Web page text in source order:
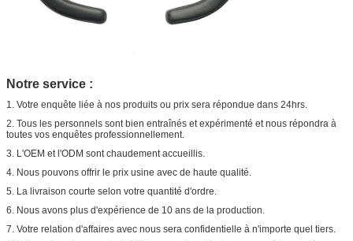
Notre service :
1. Votre enquête liée à nos produits ou prix sera répondue dans 24hrs.
2. Tous les personnels sont bien entraînés et expérimenté et nous répondra à
toutes vos enquêtes professionnellement.
3. L'OEM et l'ODM sont chaudement accueillis.
4. Nous pouvons offrir le prix usine avec de haute qualité.
5. La livraison courte selon votre quantité d'ordre.
6. Nous avons plus d'expérience de 10 ans de la production.
7. Votre relation d'affaires avec nous sera confidentielle à n'importe quel tiers.